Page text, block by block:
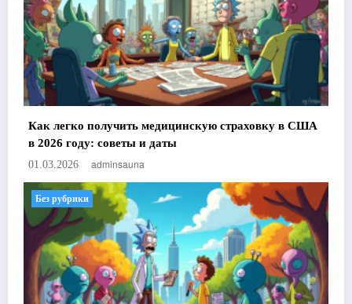
Как легко получить медицинскую страховку в США
в 2026 году: советы и даты
01.03.2026 adminsauna
Без рубрики